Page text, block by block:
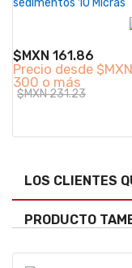
sedimentos 10 Micras
$MXN 161.86
Precio desde
300 o más
$MXN 231.23
LOS CLIENTES
PRODUCTO